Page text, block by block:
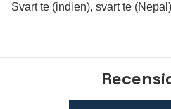
Svart te (indien), svart te